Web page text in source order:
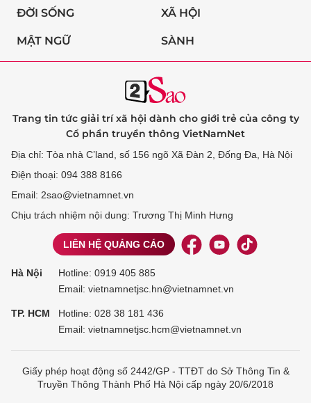
ĐỜI SỐNG XÃ HỘI
MẬT NGỮ SÀNH
Trang tin tức giải trí xã hội dành cho giới trẻ của công ty
Cổ phần truyền thông VietNamNet
Địa chỉ: Tòa nhà C’land, số 156 ngõ Xã Đàn 2, Đống Đa, Hà Nội
Điện thoại: 094 388 8166
Email: 2sao@vietnamnet.vn
Chịu trách nhiệm nội dung: Trương Thị Minh Hưng
LIÊN HỆ QUẢNG CÁO
Hà Nội Hotline: 0919 405 885
Email: vietnamnetjsc.hn@vietnamnet.vn
TP. HCM Hotline: 028 38 181 436
Email: vietnamnetjsc.hcm@vietnamnet.vn
Giấy phép hoạt động số 2442/GP - TTĐT do Sở Thông Tin &
Truyền Thông Thành Phố Hà Nội cấp ngày 20/6/2018